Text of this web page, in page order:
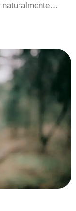
naturalmente…